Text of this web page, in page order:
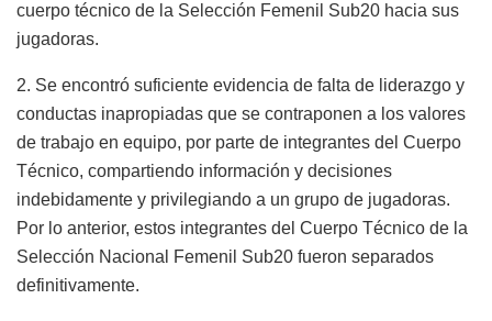
cuerpo técnico de la Selección Femenil Sub20 hacia sus
jugadoras.
2. Se encontró suficiente evidencia de falta de liderazgo y
conductas inapropiadas que se contraponen a los valores
de trabajo en equipo, por parte de integrantes del Cuerpo
Técnico, compartiendo información y decisiones
indebidamente y privilegiando a un grupo de jugadoras.
Por lo anterior, estos integrantes del Cuerpo Técnico de la
Selección Nacional Femenil Sub20 fueron separados
definitivamente.